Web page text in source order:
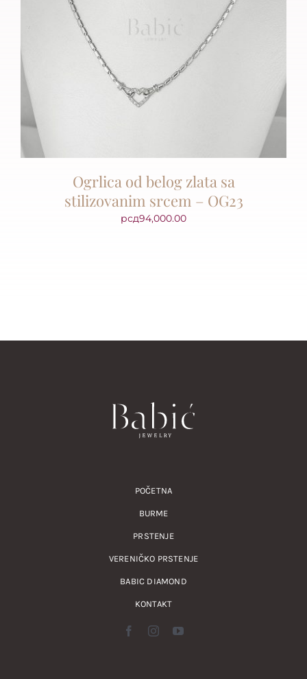
Ogrlica od belog zlata sa
stilizovanim srcem – OG23
рсд94,000.00
POČETNA
BURME
PRSTENJE
VERENIČKO PRSTENJE
BABIC DIAMOND
KONTAKT